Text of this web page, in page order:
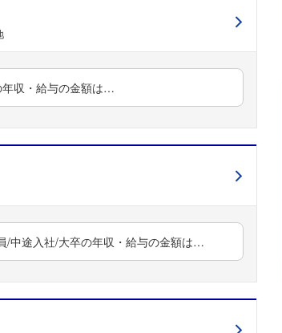
年収・給与の金額は…
/中途入社/大卒の年収・給与の金額は…